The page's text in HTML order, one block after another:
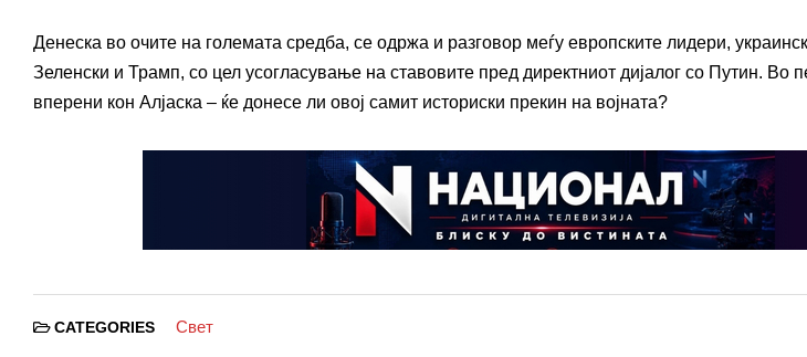
Денеска во oчите на големата средба, се одржа и разговор меѓу европските лидери,
Зеленски и Трамп, со цел усогласување на ставовите пред директниот дијалог со Путин. Во
вперени кон Алјаска – ќе донесе ли овој самит историски прекин на војната?
CATEGORIES Свет